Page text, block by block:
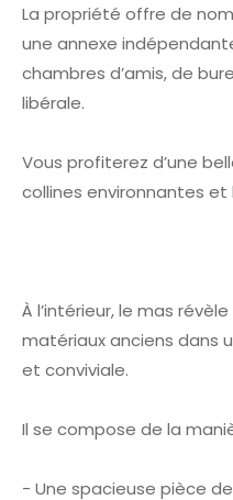
La propriété offre de
une annexe
chambres d’amis, de
libérale.
Vous profiterez d’une
collines environnantes et
À l’intérieur, le mas
matériaux anciens dans
et conviviale.
Il se compose de la
- Une spacieuse pièce